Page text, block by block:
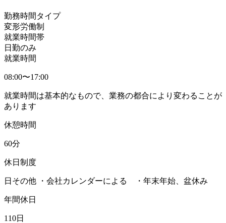
勤務時間タイプ
変形労働制
就業時間帯
日勤のみ
就業時間
08:00〜17:00
就業時間は基本的なもので、業務の都合により変わることが
あります
休憩時間
60分
休日制度
日その他 ・会社カレンダーによる ・年末年始、盆休み
年間休日
110日